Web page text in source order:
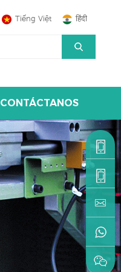
Tiếng Việt हिंदी
CONTÁCTANOS
+86-
+86-
595-
22216883
+86